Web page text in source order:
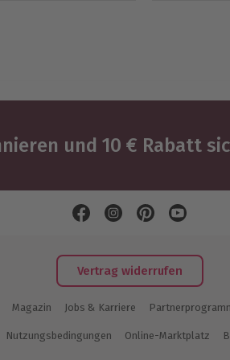
und 10 € Rabatt
Vertrag widerrufen
Magazin Jobs & Karriere
Nutzungsbedingungen Online-Marktplatz